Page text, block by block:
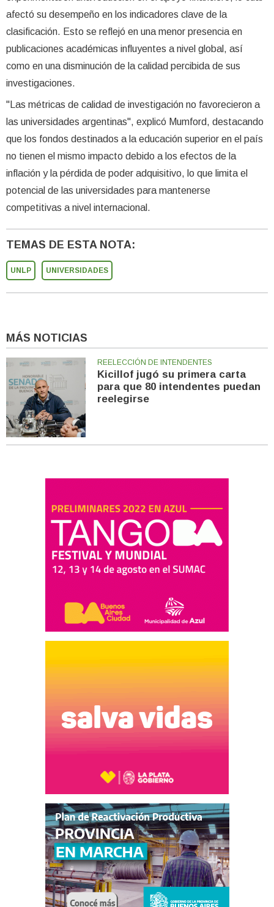
afectó su desempeño en los indicadores clave de la
clasificación. Esto se reflejó en una menor presencia en
publicaciones académicas influyentes a nivel global, así
como en una disminución de la calidad percibida de sus
investigaciones.
"Las métricas de calidad de investigación no favorecieron a
las universidades argentinas", explicó Mumford, destacando
que los fondos destinados a la educación superior en el país
no tienen el mismo impacto debido a los efectos de la
inflación y la pérdida de poder adquisitivo, lo que limita el
potencial de las universidades para mantenerse
competitivas a nivel internacional.
TEMAS DE ESTA NOTA:
UNLP UNIVERSIDADES
MÁS NOTICIAS
REELECCIÓN DE INTENDENTES
Kicillof jugó su primera carta
para que 80 intendentes puedan
reelegirse